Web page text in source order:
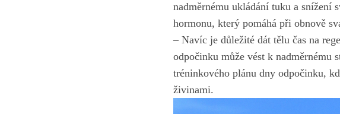
nadměrnému ukládání tuku a snížení
hormonu, který pomáhá při obnově
– Navíc je důležité dát tělu čas na
odpočinku může vést k nadměrnému
‍tréninkového ‌plánu dny odpočinku,
živinami.